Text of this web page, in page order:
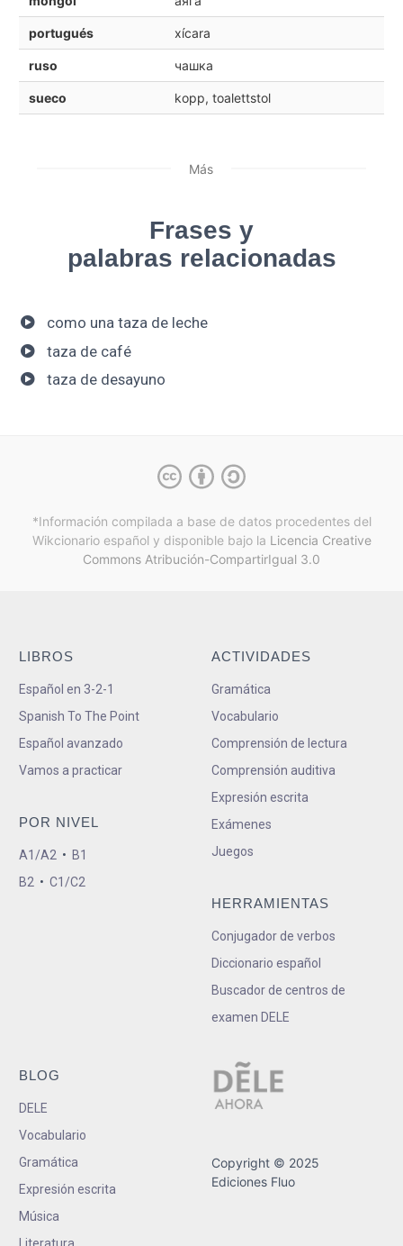
portugués xícara
ruso чашка
sueco kopp, toalettstol
Más
Frases y
palabras relacionadas
como una taza de leche
taza de café
taza de desayuno
*Información compilada a base de datos procedentes del
Wikcionario español y disponible bajo la Licencia Creative
Commons Atribución-CompartirIgual 3.0
LIBROS
Español en 3-2-1
Spanish To The Point
Español avanzado
Vamos a practicar
POR NIVEL
A1/A2 • B1
B2 • C1/C2
ACTIVIDADES
Gramática
Vocabulario
Comprensión de lectura
Comprensión auditiva
Expresión escrita
Exámenes
Juegos
HERRAMIENTAS
Conjugador de verbos
Diccionario español
Buscador de centros de
examen DELE
BLOG
DELE
Vocabulario
Gramática
Expresión escrita
Música
Copyright © 2025
Ediciones Fluo